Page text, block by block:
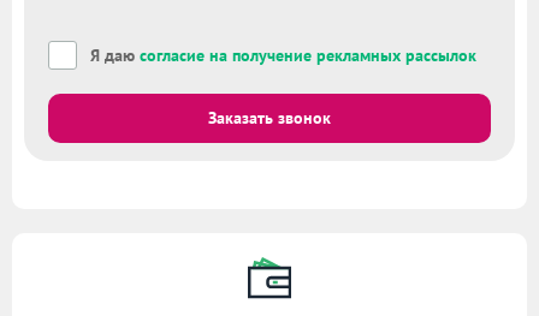
Я даю согласие на получение рекламных рассылок
Заказать звонок